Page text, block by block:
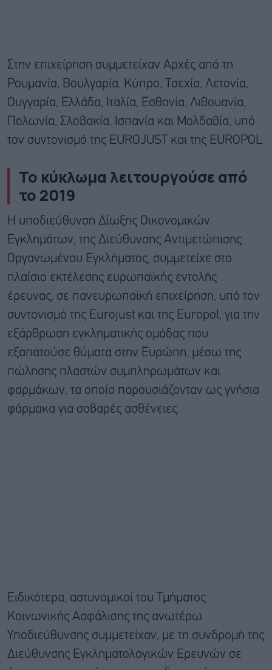
Στην επιχείρηση συμμετείχαν Αρχές από τη
Ρουμανία, Βουλγαρία, Κύπρο, Τσεχία, Λετονία,
Ουγγαρία, Ελλάδα, Ιταλία, Εσθονία, Λιθουανία,
Πολωνία, Σλοβακία, Ισπανία και Μολδαβία, υπό
τον συντονισμό της EUROJUST και της EUROPOL
Το κύκλωμα λειτουργούσε από
το 2019
Η υποδιεύθυνση Δίωξης Οικονομικών
Εγκλημάτων, της Διεύθυνσης Αντιμετώπισης
Οργανωμένου Εγκλήματος, συμμετείχε στο
πλαίσιο εκτέλεσης ευρωπαϊκής εντολής
έρευνας, σε πανευρωπαϊκή επιχείρηση, υπό τον
συντονισμό της Eurojust και της Europol, για την
εξάρθρωση εγκληματικής ομάδας που
εξαπατoύσε θύματα στην Ευρώπη, μέσω της
πώλησης πλαστών συμπληρωμάτων και
φαρμάκων, τα οποία παρουσιάζονταν ως γνήσια
φάρμακα για σοβαρές ασθένειες.
Ειδικότερα, αστυνομικοί του Τμήματος
Κοινωνικής Ασφάλισης της ανωτέρω
Υποδιεύθυνσης συμμετείχαν, με τη συνδρομή της
Διεύθυνσης Εγκληματολογικών Ερευνών σε